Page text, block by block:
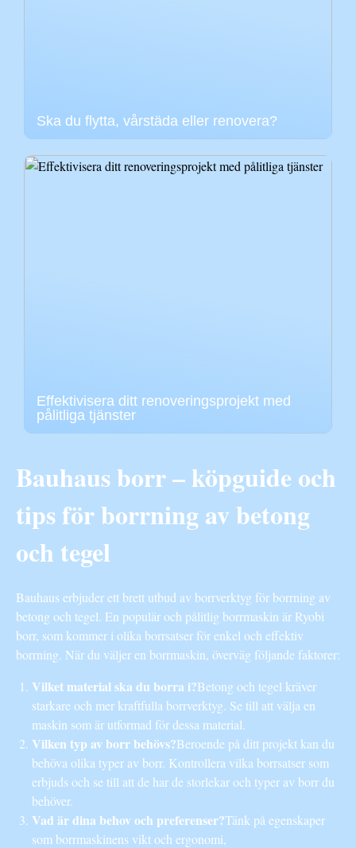
Ska du flytta, vårstäda eller renovera?
Effektivisera ditt renoveringsprojekt med
pålitliga tjänster
Bauhaus borr – köpguide och
tips för borrning av betong
och tegel
Bauhaus erbjuder ett brett utbud av borrverktyg för borrning av
betong och tegel. En populär och pålitlig borrmaskin är Ryobi
borr, som kommer i olika borrsatser för enkel och effektiv
borrning. När du väljer en borrmaskin, överväg följande faktorer:
Vilket material ska du borra i?Betong och tegel kräver
starkare och mer kraftfulla borrverktyg. Se till att välja en
maskin som är utformad för dessa material.
Vilken typ av borr behövs?Beroende på ditt projekt kan du
behöva olika typer av borr. Kontrollera vilka borrsatser som
erbjuds och se till att de har de storlekar och typer av borr du
behöver.
Vad är dina behov och preferenser?Tänk på egenskaper
som borrmaskinens vikt och ergonomi,